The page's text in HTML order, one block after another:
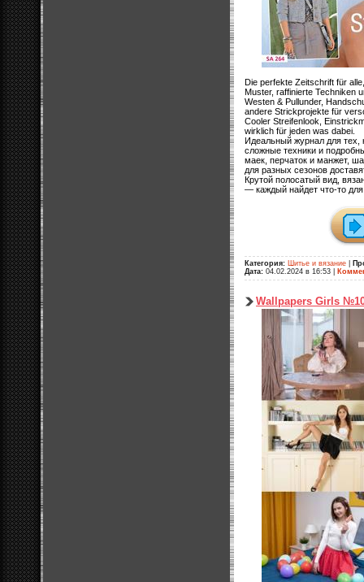
Die perfekte Zeitschrift für
Muster, raffinierte Techniken
Westen & Pullunder,
andere Strickprojekte für
Cooler Streifenlook,
wirklich für jeden was dabei.
Идеальный журнал для тех,
сложные техники и
маек, перчаток и манжет,
для разных сезонов
Крутой полосатый вид,
— каждый найдет что-то
Категория: Шитье и вязание
Дата: 04.02.2024 в 16:53
Wallpapers Girls